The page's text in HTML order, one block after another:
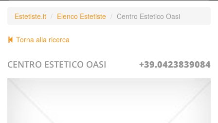
Estetiste.it Elenco Estetiste Centro Estetico Oasi
Torna alla ricerca
CENTRO ESTETICO OASI +39.0423839084